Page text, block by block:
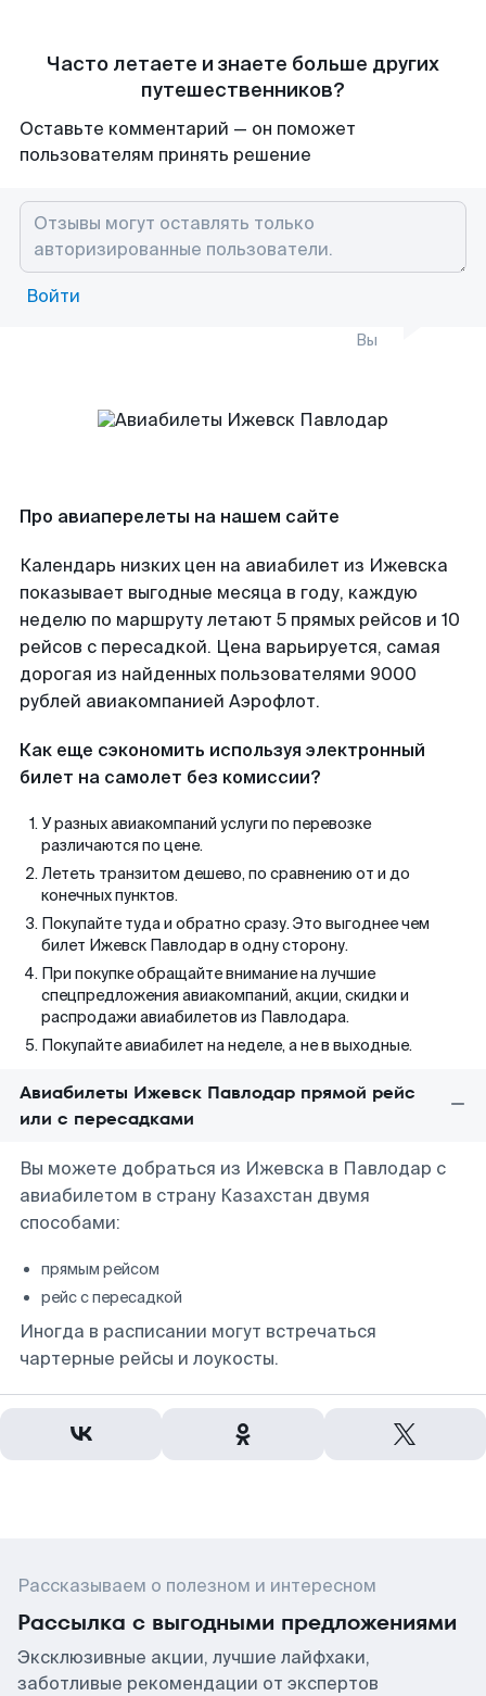
Часто летаете и знаете больше других
путешественников?
Оставьте комментарий — он поможет
пользователям принять решение
Войти
Вы
Про авиаперелеты на нашем сайте
Календарь низких цен на авиабилет из Ижевска
показывает выгодные месяца в году, каждую
неделю по маршруту летают 5 прямых рейсов и 10
рейсов с пересадкой. Цена варьируется, самая
дорогая из найденных пользователями 9000
рублей авиакомпанией Аэрофлот.
Как еще сэкономить используя электронный
билет на самолет без комиссии?
У разных авиакомпаний услуги по перевозке
различаются по цене.
Лететь транзитом дешево, по сравнению от и до
конечных пунктов.
Покупайте туда и обратно сразу. Это выгоднее чем
билет Ижевск Павлодар в одну сторону.
При покупке обращайте внимание на лучшие
спецпредложения авиакомпаний, акции, скидки и
распродажи авиабилетов из Павлодара.
Покупайте авиабилет на неделе, а не в выходные.
Авиабилеты Ижевск Павлодар прямой рейс
или с пересадками
Вы можете добраться из Ижевска в Павлодар с
авиабилетом в страну Казахстан двумя
способами:
прямым рейсом
рейс с пересадкой
Иногда в расписании могут встречаться
чартерные рейсы и лоукосты.
Рассказываем о полезном и интересном
Рассылка с выгодными предложениями
Эксклюзивные акции, лучшие лайфхаки,
заботливые рекомендации от экспертов